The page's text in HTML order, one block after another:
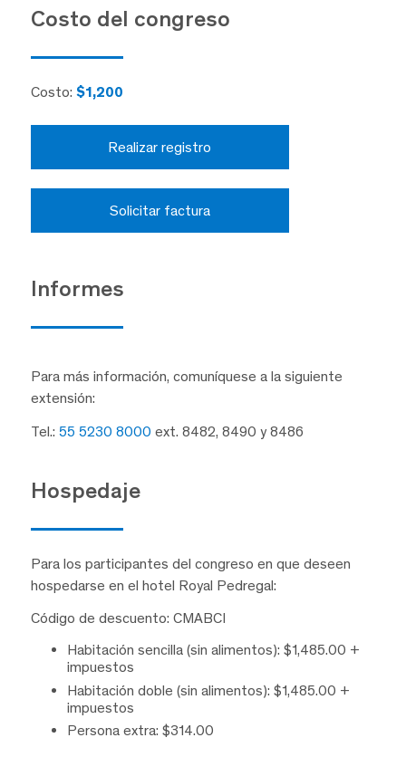
Costo del congreso
Costo: $1,200
Realizar registro
Solicitar factura
Informes
Para más información, comuníquese a la siguiente
extensión:
Tel.: 55 5230 8000 ext. 8482, 8490 y 8486
Hospedaje
Para los participantes del congreso en que deseen
hospedarse en el hotel Royal Pedregal:
Código de descuento: CMABCI
Habitación sencilla (sin alimentos): $1,485.00 +
impuestos
Habitación doble (sin alimentos): $1,485.00 +
impuestos
Persona extra: $314.00